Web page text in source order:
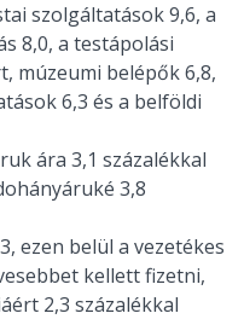
szolgáltatások 9,6, a
8,0, a testápolási
múzeumi belépők 6,8,
6,3 és a belföldi
ára 3,1 százalékkal
3,8
ezen belül a vezetékes
kellett fizetni,
2,3 százalékkal